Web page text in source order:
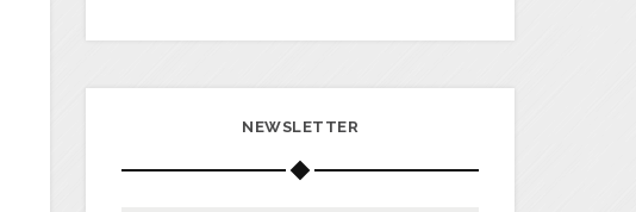
NEWSLETTER